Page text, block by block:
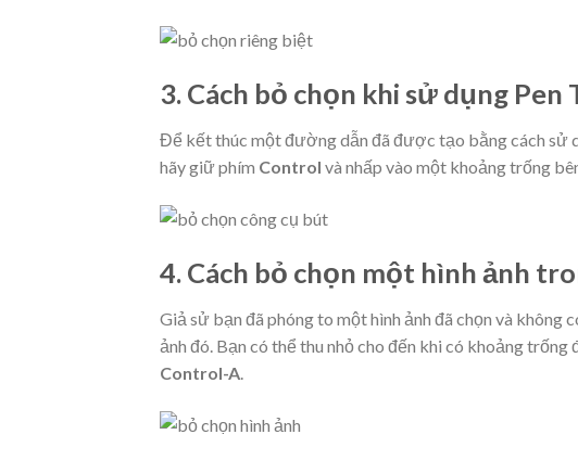
3. Cách bỏ chọn khi sử dụng
Để kết thúc một đường dẫn đã được tạo bằng cách sử
hãy giữ phím Control và nhấp vào một khoảng trống
4. Cách bỏ chọn một hình ảnh
Giả sử bạn đã phóng to một hình ảnh đã chọn và không
ảnh đó. Bạn có thể thu nhỏ cho đến khi có khoảng trống
Control-A